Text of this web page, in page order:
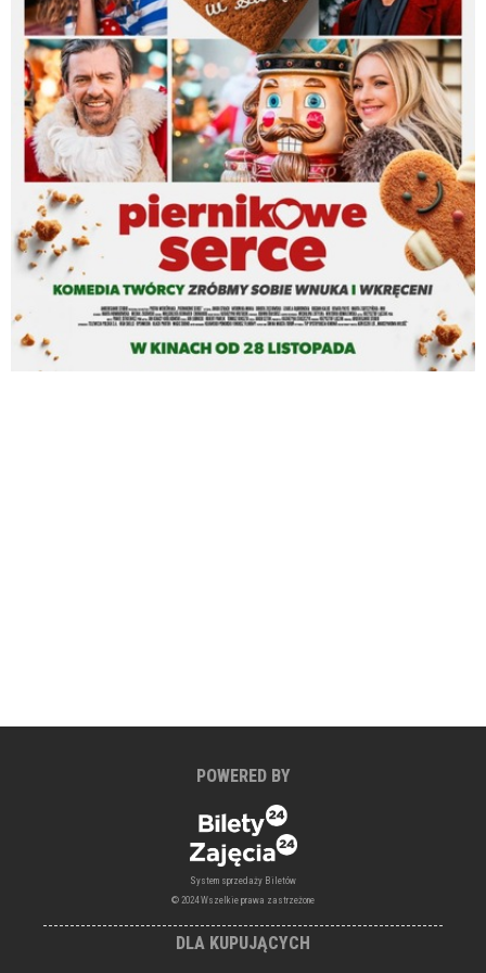
Piernikowe serce
miejscowość:
Jędrzejów
adres:
aleja Marszałka Józefa Piłsudskiego 3
data i godzina:
15.11.2025, g. 19:30
info
Opis wydarzenia:
Szesnastoletni Janek odwiedza babcię w Toruniu, gdzie zaprzyjaźnia się z
Zuzą. W świątecznej aurze mierzą się z rodzinnymi relacjami i
młodzieńczymi dylematami.
POWERED BY
System sprzedaży Biletów
© 2024 Wszelkie prawa zastrzeżone
DLA KUPUJĄCYCH